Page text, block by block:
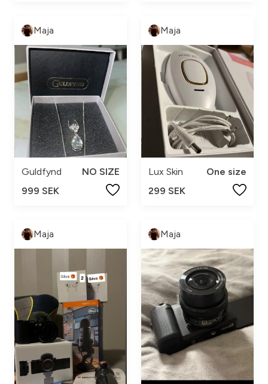
Maja
Guldfynd
NO SIZE
999 SEK
Maja
Lux Skin
One size
299 SEK
Maja Maja